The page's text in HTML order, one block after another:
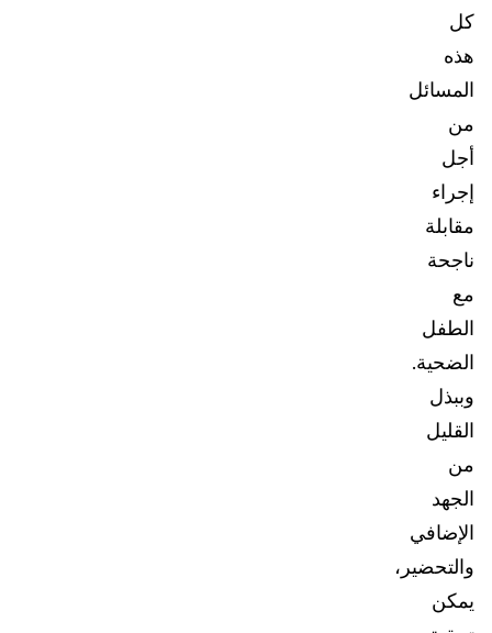
كل
هذه
المسائل
من
أجل
إجراء
مقابلة
ناجحة
مع
الطفل
الضحية.
وببذل
القليل
من
الجهد
الإضافي
والتحضير،
يمكن